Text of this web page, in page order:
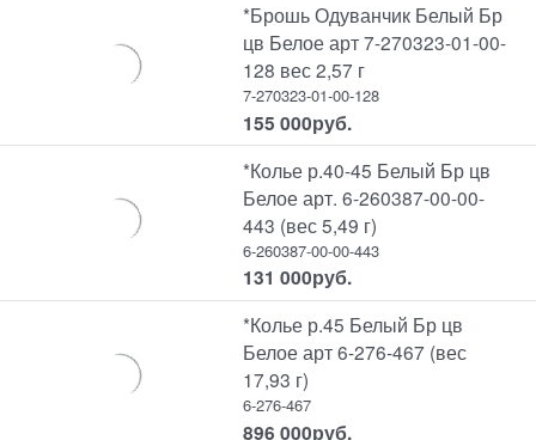
*Брошь Одуванчик Белый Бр
цв Белое арт 7-270323-01-00-
128 вес 2,57 г
7-270323-01-00-128
155 000руб.
*Колье р.40-45 Белый Бр цв
Белое арт. 6-260387-00-00-
443 (вес 5,49 г)
6-260387-00-00-443
131 000руб.
*Колье р.45 Белый Бр цв
Белое арт 6-276-467 (вес
17,93 г)
6-276-467
896 000руб.